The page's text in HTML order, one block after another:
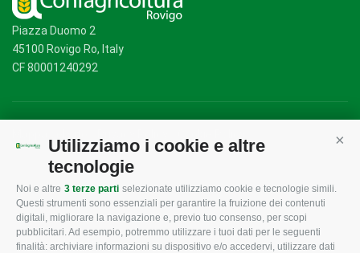
Utilizziamo i cookie e altre
tecnologie
Noi e altre 3 terze parti selezionate utilizziamo cookie e tecnologie simili.
Questi strumenti sono essenziali per garantire la fruizione dei contenuti
digitali, migliorare la navigazione e, previo tuo consenso, per scopi
pubblicitari. Ad esempio, potremmo utilizzare i tuoi dati per le seguenti
finalità: archiviare informazioni su dispositivo e/o accedervi, utilizzare dati
Piazza Duomo 2
45100 Rovigo Ro, Italy
CF 80001240292
CONFAGRICOLTURA
ROVIGO
L'Associazione
CONFAGRICOLTURA
INFORMA
Tecnico